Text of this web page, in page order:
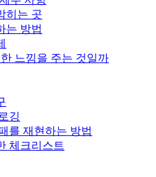
히는 곳
는 방법
느낌을 주는 것일까
깅
를 재현하는 방법
체크리스트